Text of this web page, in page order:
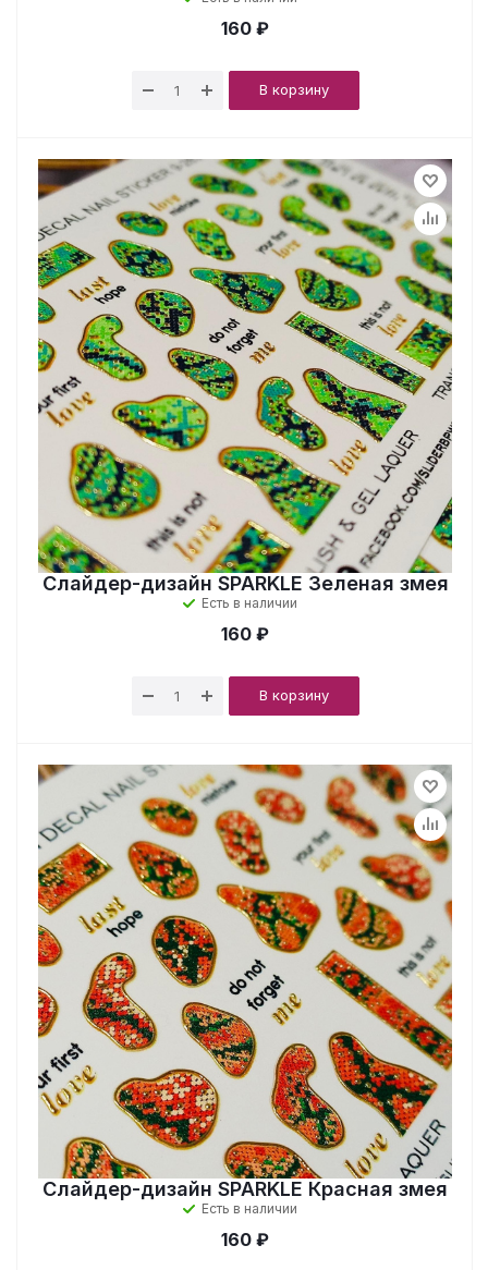
160 ₽
В корзину
Слайдер-дизайн SPARKLE Зеленая змея
Есть в наличии
160 ₽
В корзину
Слайдер-дизайн SPARKLE Красная змея
Есть в наличии
160 ₽